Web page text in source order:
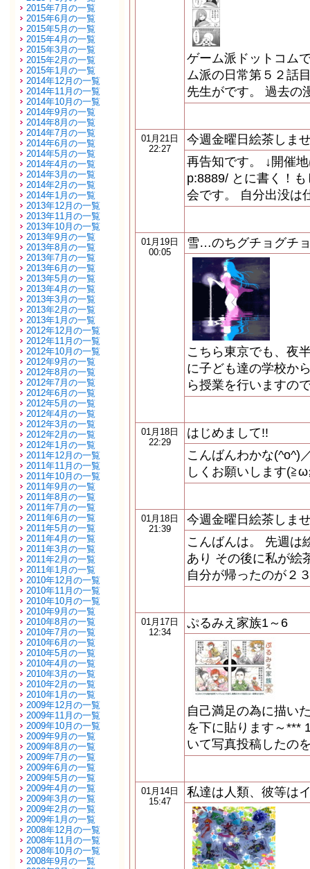
2015年7月の一覧
2015年6月の一覧
2015年5月の一覧
2015年4月の一覧
2015年3月の一覧
2015年2月の一覧
2015年1月の一覧
2014年12月の一覧
2014年11月の一覧
2014年10月の一覧
2014年9月の一覧
2014年8月の一覧
2014年7月の一覧
2014年6月の一覧
2014年5月の一覧
2014年4月の一覧
2014年3月の一覧
2014年2月の一覧
2014年1月の一覧
2013年12月の一覧
2013年11月の一覧
2013年10月の一覧
2013年9月の一覧
2013年8月の一覧
2013年7月の一覧
2013年6月の一覧
2013年5月の一覧
2013年4月の一覧
2013年3月の一覧
2013年2月の一覧
2013年1月の一覧
2012年12月の一覧
2012年11月の一覧
2012年10月の一覧
2012年9月の一覧
2012年8月の一覧
2012年7月の一覧
2012年6月の一覧
2012年5月の一覧
2012年4月の一覧
2012年3月の一覧
2012年2月の一覧
2012年1月の一覧
2011年12月の一覧
2011年11月の一覧
2011年10月の一覧
2011年9月の一覧
2011年8月の一覧
2011年7月の一覧
2011年6月の一覧
2011年5月の一覧
2011年4月の一覧
2011年3月の一覧
2011年2月の一覧
2011年1月の一覧
2010年12月の一覧
2010年11月の一覧
2010年10月の一覧
2010年9月の一覧
2010年8月の一覧
2010年7月の一覧
2010年6月の一覧
2010年5月の一覧
2010年4月の一覧
2010年3月の一覧
2010年2月の一覧
2010年1月の一覧
2009年12月の一覧
2009年11月の一覧
2009年10月の一覧
2009年9月の一覧
2009年8月の一覧
2009年7月の一覧
2009年6月の一覧
2009年5月の一覧
2009年4月の一覧
2009年3月の一覧
2009年2月の一覧
2009年1月の一覧
2008年12月の一覧
2008年11月の一覧
2008年10月の一覧
2008年9月の一覧
ゲーム派ドットコム
ム派の日常第５２話
先生がです。 過去の
01月21日
22:27
今週金曜日絵茶しま
再告知です。 ↓開催
p:8889/ とに書く！
会です。 自分出没は
01月19日
00:05
雪…のちグチョグチ
こちら東京でも、夜
に子ども達の学校か
ら授業を行いますの
01月18日
22:29
はじめまして!!
こんばんわかな(^o^)
しくお願いします
01月18日
21:39
今週金曜日絵茶しま
こんばんは。 先週は
あり その後に私が絵
自分が帰ったのが２
01月17日
12:34
ぷるみえ家族1～6
自己満足の為に描い
を下に貼ります～***
いて写真投稿したの
01月14日
15:47
私達は人類、彼等は